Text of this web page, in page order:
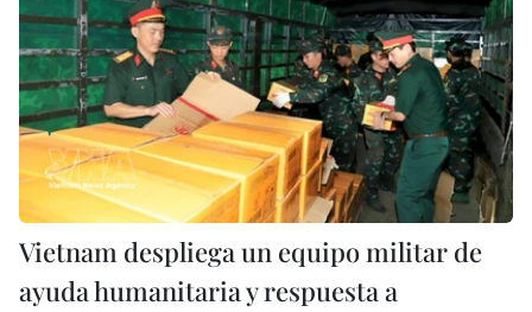
Vietnam despliega un equipo militar de
ayuda humanitaria y respuesta a